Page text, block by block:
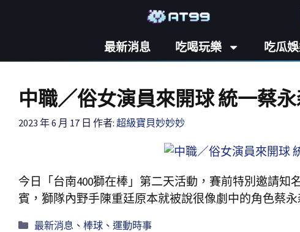
最新消息 吃喝玩樂 吃瓜
中職／俗女演員來開球 統一蔡
2023 年 6 月 17 日 作者: 超級寶貝妙妙妙
今日「台南400獅在棒」第二天活動，賽前特別邀請
賓，獅隊內野手陳重廷原本就被說很像劇中的角色蔡
最新消息 、 棒球、 運動時事